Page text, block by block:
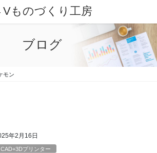
Vものづくり工房
ブログ
モン
年2月16日
プリンター